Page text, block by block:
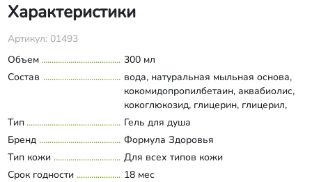
Характеристики
Артикул: 01493
Объем
300 мл
Состав
вода, натуральная мыльная основа,
кокомидопропилбетаин, аквабиолис,
кокоглюкозид, глицерин, глицерил,
олеат, масло лаванды, масло ши,
масло винограда, экстракт морских
водорослей, д-пантенол, бензоат
натрия, сорбат калия.
Развернуть состав
Тип
Гель для душа
Бренд
Формула Здоровья
Тип кожи
Для всех типов кожи
Срок годности
18 мес